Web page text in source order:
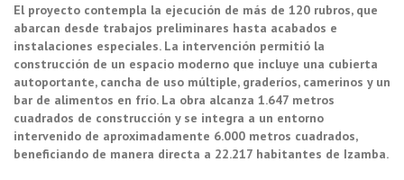
El proyecto contempla la ejecución de más de 120 rubros, que
abarcan desde trabajos preliminares hasta acabados e
instalaciones especiales. La intervención permitió la
construcción de un espacio moderno que incluye una cubierta
autoportante, cancha de uso múltiple, graderíos, camerinos y un
bar de alimentos en frío. La obra alcanza 1.647 metros
cuadrados de construcción y se integra a un entorno
intervenido de aproximadamente 6.000 metros cuadrados,
beneficiando de manera directa a 22.217 habitantes de Izamba.